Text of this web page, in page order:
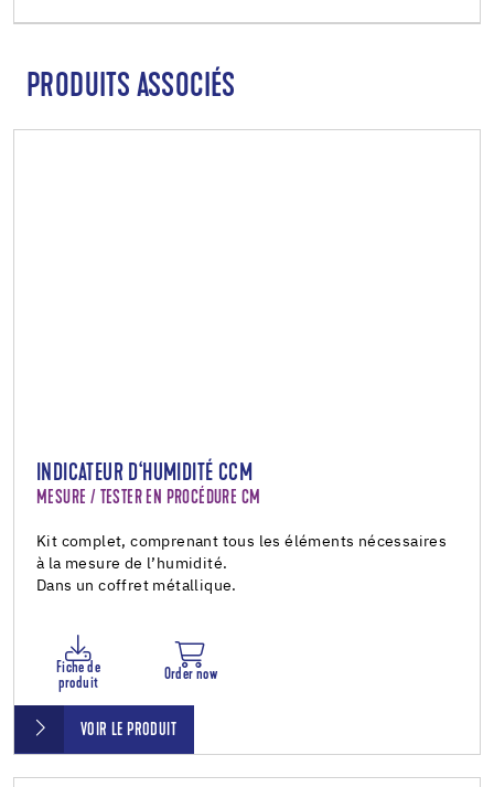
PRODUITS ASSOCIÉS
INDICATEUR D‘HUMIDITÉ CCM
MESURE / TESTER EN PROCÉDURE CM
Kit complet, comprenant tous les éléments nécessaires
à la mesure de l’humidité.
Dans un coffret métallique.
Fiche de
produit
Order now
VOIR LE PRODUIT